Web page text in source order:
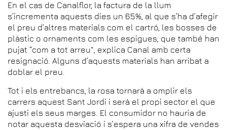
En el cas de Canalflor, la factura de la llum
s’incrementa aquests dies un 65%, al que s’ha d’afegir
el preu d’altres materials com el cartró, les bosses de
plàstic o ornaments com les espigues, que també han
pujat “com a tot arreu”, explica Canal amb certa
resignació. Alguns d’aquests materials han arribat a
doblar el preu.
Tot i els entrebancs, la rosa tornarà a omplir els
carrers aquest Sant Jordi i serà el propi sector el que
ajusti els seus marges. El consumidor no hauria de
notar aquesta desviació i s’espera una xifra de vendes